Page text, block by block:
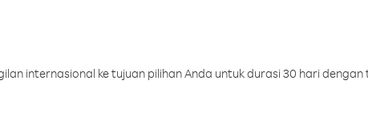
internasional ke tujuan pilihan Anda untuk durasi 30 hari